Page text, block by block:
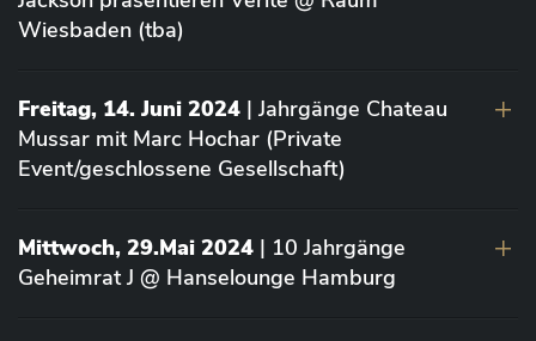
Wiesbaden (tba)
Freitag, 14. Juni 2024 | Jahrgänge Chateau
Mussar mit Marc Hochar (Private
Event/geschlossene Gesellschaft)
Mittwoch, 29.Mai 2024 | 10 Jahrgänge
Geheimrat J @ Hanselounge Hamburg